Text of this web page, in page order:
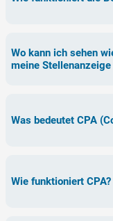
Wo kann ich sehen
meine
Was bedeutet CPA
Wie funktioniert CPA?